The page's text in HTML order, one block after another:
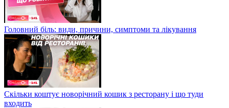
Головний біль: види, причини, симптоми та лікування
Скільки коштує новорічний кошик з ресторану і що туди
входить